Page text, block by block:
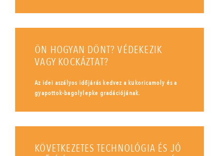
ÖN HOGYAN DÖNT? VÉDEKEZIK
VAGY KOCKÁZTAT?
Az idei aszályos időjárás kedvez a kukoricamoly és a
gyapottok-bagolylepke gradációjának.
KÖVETKEZETES TECHNOLÓGIA ÉS JÓ